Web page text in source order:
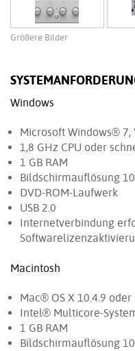
Größere Bilder
Windows
Microsoft Windows® 7,
1,8 GHz CPU oder
1 GB RAM
Bildschirmauflösung
DVD-ROM-Laufwerk
USB 2.0
Internetverbindung
Macintosh
Mac® OS X 10.4.9
Intel® Multicore-
1 GB RAM
Bildschirmauflösung